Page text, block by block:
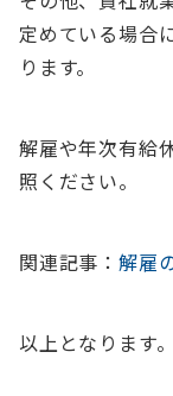
定めている場合
ります。
解雇や年次有給
照ください。
関連記事： 解雇
以上となります。